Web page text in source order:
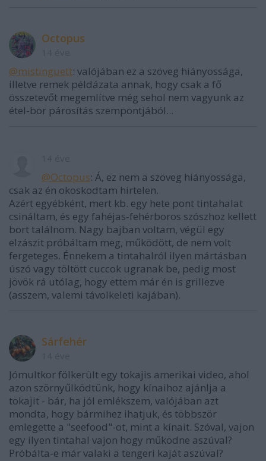
Octopus
@mistinguett: valójában ez a szöveg hiányossága,
illetve remek példázata annak, hogy csak a fő
összetevőt megemlítve még sehol nem vagyunk az
étel-bor párosítás szempontjából...
@Octopus: Á, ez nem a szöveg hiányossága,
csak az én okoskodtam hirtelen.
Azért egyébként, mert kb. egy hete pont tintahalat
csináltam, és egy fahéjas-fehérboros szószhoz kellett
bort találnom. Nagy bajban voltam, végül egy
elzászit próbáltam meg, működött, de nem volt
fergeteges. Énnekem a tintahalról ilyen mártásban
úszó vagy töltött cuccok ugranak be, pedig most
jövök rá utólag, hogy ettem már én is grillezve
(asszem, valemi távolkeleti kajában).
Sárfehér
Jómultkor fölkerült egy tokajis amerikai video, ahol
azon szörnyűlködtünk, hogy kínaihoz ajánlja a
tokajit - bár, ha jól emlékszem, valójában azt
mondta, hogy bármihez ihatjuk, és többször
emlegette a "seefood"-ot, mint a kínait. Szóval, vajon
egy ilyen tintahal vajon hogy működne aszúval?
Próbálta-e már valaki a tengeri kaját aszúval?